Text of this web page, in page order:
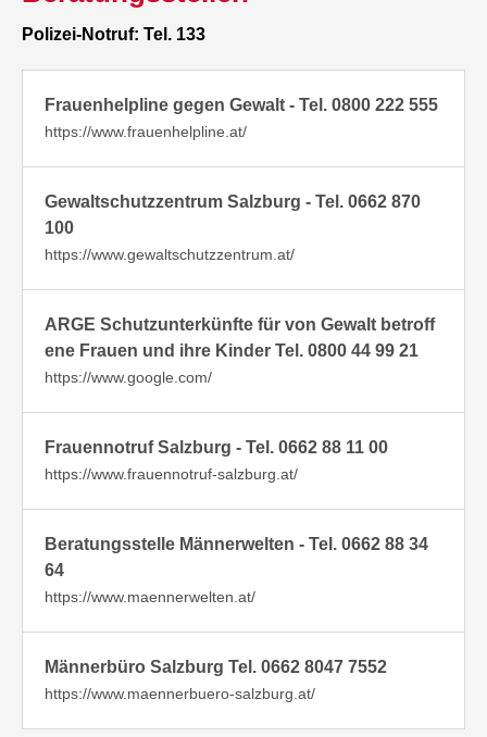
Polizei-Notruf: Tel. 133
Frauenhelpline gegen Gewalt - Tel. 0800 222 555
https://www.frauenhelpline.at/
Gewaltschutzzentrum Salzburg - Tel. 0662 870
100
https://www.gewaltschutzzentrum.at/
ARGE Schutzunterkünfte für von Gewalt betroff
ene Frauen und ihre Kinder Tel. 0800 44 99 21
https://www.google.com/
Frauennotruf Salzburg - Tel. 0662 88 11 00
https://www.frauennotruf-salzburg.at/
Beratungsstelle Männerwelten - Tel. 0662 88 34
64
https://www.maennerwelten.at/
Männerbüro Salzburg Tel. 0662 8047 7552
https://www.maennerbuero-salzburg.at/